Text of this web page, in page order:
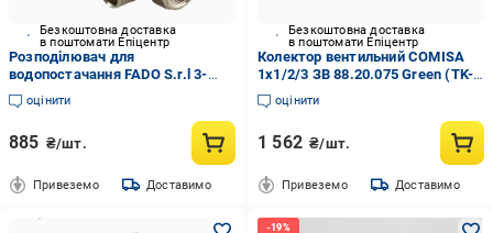
Безкоштовна доставка
в поштомати Епіцентр
Розподілювач для
водопостачання FADO S.r.l 3-
вентильний 1x1/2" (TK-KVR13)
оцінити
885 ₴/шт.
Привеземо Доставимо
Безкоштовна доставка
в поштомати Епіцентр
Колектор вентильний COMISA
1х1/2/3 ЗВ 88.20.075 Green (TK-
CL062300302N)
оцінити
1 562 ₴/шт.
Привеземо Доставимо